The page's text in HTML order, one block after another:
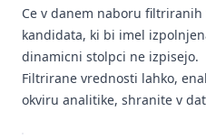
Ce v danem naboru
kandidata, ki bi imel
dinamicni stolpci ne izpisejo.
Filtrirane vrednosti lahko,
okviru analitike, shranite v